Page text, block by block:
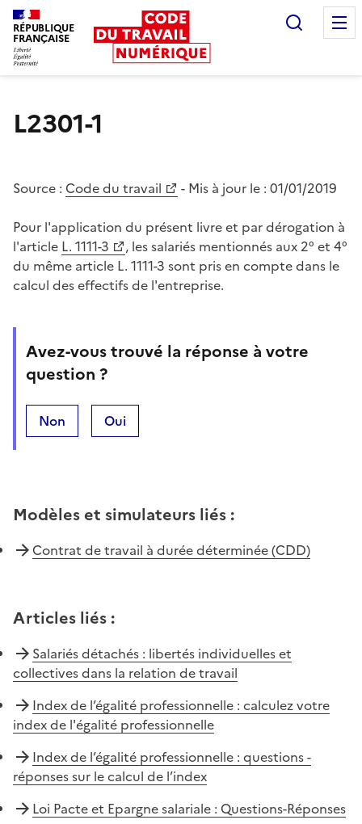
RÉPUBLIQUE
FRANÇAISE
L2301-1
Source : Code du travail - Mis à jour le : 01/01/2019
Pour l'application du présent livre et par dérogation à
l'article L. 1111-3
, les salariés mentionnés aux 2° et 4°
du même article L. 1111-3 sont pris en compte dans le
calcul des effectifs de l'entreprise.
Avez-vous trouvé la réponse à votre
question ?
Non Oui
Modèles et simulateurs liés :
Contrat de travail à durée déterminée (CDD)
Articles liés :
Salariés détachés : libertés individuelles et
collectives dans la relation de travail
Index de l’égalité professionnelle : calculez votre
index de l'égalité professionnelle
Index de l’égalité professionnelle : questions -
réponses sur le calcul de l’index
Loi Pacte et Epargne salariale : Questions-Réponses